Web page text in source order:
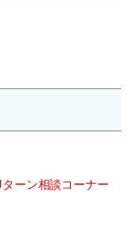
ーン相談コーナー